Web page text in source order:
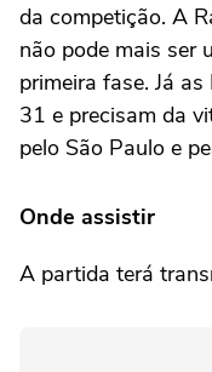
da competição. A
não pode mais ser
primeira fase. Já
31 e precisam da
pelo São Paulo e
Onde assistir
A partida terá